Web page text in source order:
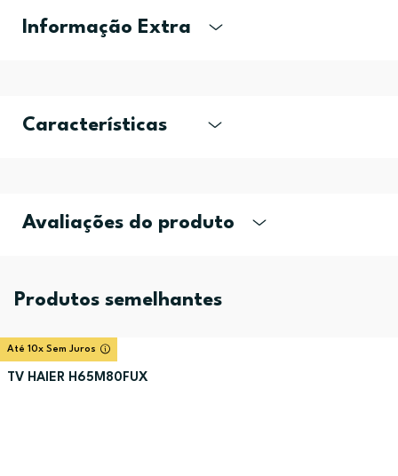
Informação Extra
Características
Avaliações do produto
Produtos semelhantes
Até 10x Sem Juros
TV HAIER H65M80FUX